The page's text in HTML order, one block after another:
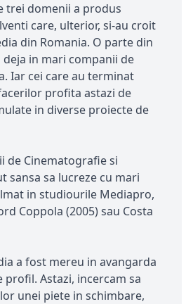
trei domenii a produs
care, ulterior, si-au croit
din Romania. O parte din
in mari companii de
Iar cei care au terminat
profita astazi de
in diverse proiecte de
de Cinematografie si
sansa sa lucreze cu mari
in studiourile Mediapro,
Coppola (2005) sau Costa
a fost mereu in avangarda
Astazi, incercam sa
unei piete in schimbare,